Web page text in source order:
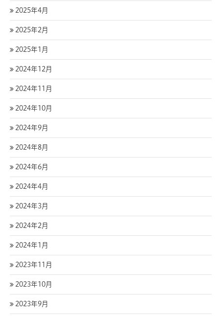
2025年4月
2025年2月
2025年1月
2024年12月
2024年11月
2024年10月
2024年9月
2024年8月
2024年6月
2024年4月
2024年3月
2024年2月
2024年1月
2023年11月
2023年10月
2023年9月